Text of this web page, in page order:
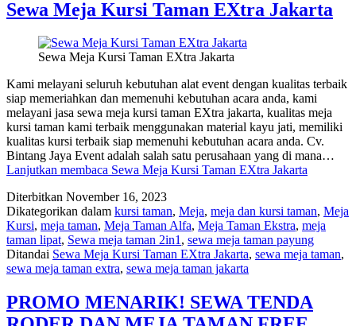
Sewa Meja Kursi Taman EXtra Jakarta
Sewa Meja Kursi Taman EXtra Jakarta
Kami melayani seluruh kebutuhan alat event dengan kualitas terbaik
siap memeriahkan dan memenuhi kebutuhan acara anda, kami
melayani jasa sewa meja kursi taman EXtra jakarta, kualitas meja
kursi taman kami terbaik menggunakan material kayu jati, memiliki
kualitas kursi terbaik siap memenuhi kebutuhan acara anda. Cv.
Bintang Jaya Event adalah salah satu perusahaan yang di mana…
Lanjutkan membaca Sewa Meja Kursi Taman EXtra Jakarta
Diterbitkan November 16, 2023
Dikategorikan dalam kursi taman, Meja, meja dan kursi taman, Meja
Kursi, meja taman, Meja Taman Alfa, Meja Taman Ekstra, meja
taman lipat, Sewa meja taman 2in1, sewa meja taman payung
Ditandai Sewa Meja Kursi Taman EXtra Jakarta, sewa meja taman,
sewa meja taman extra, sewa meja taman jakarta
PROMO MENARIK! SEWA TENDA